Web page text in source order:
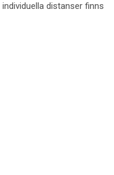
distanser finns